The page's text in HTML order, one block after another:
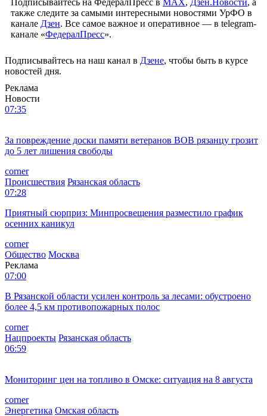
Николай Яшкин считает, что с приходом Владимира Путина
на пост президента России масштабные проекты, реализация
которых уже началась или только запланирована на
территории Ямала, получат значительный толчок к развитию.
Владимира Путина на пост президента РФ те проекты по
развитию Ямала как стратегически важного региона для всей
Сейчас от них зависят не только будущее экономики России,
но и взаимоотношения с Европой, Соединенными Штатами
Америки, странами Юго-Восточной Азии. Среди таких
флота и транспортной инфраструктуры региона, освоение
новых месторождений, совместная работа с Красноярским
краем. Это будущее страны. Это движение, которое во многом
станет базовым регионом в освоении Арктики, не только
российской, но и мировой. Конкретные шаги в этом
направлении уже сделаны. Ямал примет у себя
представителей множества стран на конференции по
освоению ресурсов циркумполярных территорий и
сохранению не только экологии, но и самобытности коренных
народов, проживающих здесь. Конференция состоится в
июне, а уже осенью запланирован запуск Бованенковского
месторождения. Теперь можно вести ежедневный отсчет
развития территории, которое, уверен, на этом не
Подписывайтесь на ФедералПресс в
канале
Дзен. Все самое важное и оперативное — в telegram-
канале «ФедералПресс».
новостей дня.
Реклама
Новости